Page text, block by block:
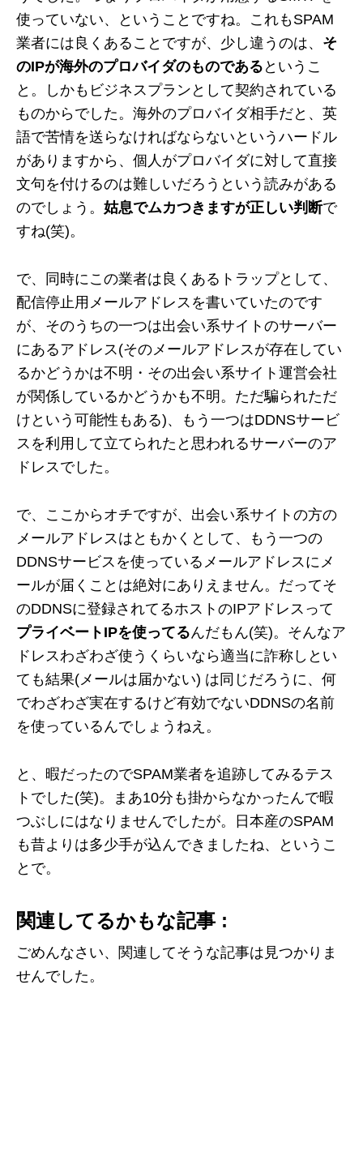
使っていない、ということですね。これもSPAM
業者には良くあることですが、少し違うのは、 そ
のIPが海外のプロバイダのものである というこ
と。しかもビジネスプランとして契約されている
ものからでした。海外のプロバイダ相手だと、英
語で苦情を送らなければならないというハードル
がありますから、個人がプロバイダに対して直接
文句を付けるのは難しいだろうという読みがある
のでしょう。 姑息でムカつきますが正しい判断で
すね(笑)。
で、同時にこの業者は良くあるトラップとして、
配信停止用メールアドレスを書いていたのです
が、そのうちの一つは出会い系サイトのサーバー
にあるアドレス(そのメールアドレスが存在してい
るかどうかは不明・その出会い系サイト運営会社
が関係しているかどうかも不明。ただ騙られただ
けという可能性もある)、もう一つはDDNSサービ
スを利用して立てられたと思われるサーバーのア
ドレスでした。
で、ここからオチですが、出会い系サイトの方の
メールアドレスはともかくとして、もう一つの
DDNSサービスを使っているメールアドレスにメ
ールが届くことは絶対にありえません。だってそ
のDDNSに登録されてるホストのIPアドレスって
プライベートIPを使ってるんだもん(笑)。そんなア
ドレスわざわざ使うくらいなら適当に詐称しとい
ても結果(メールは届かない) は同じだろうに、何
でわざわざ実在するけど有効でないDDNSの名前
を使っているんでしょうねえ。
と、暇だったのでSPAM業者を追跡してみるテス
トでした(笑)。まあ10分も掛からなかったんで暇
つぶしにはなりませんでしたが。日本産のSPAM
も昔よりは多少手が込んできましたね、というこ
とで。
関連してるかもな記事 :
ごめんなさい、関連してそうな記事は見つかりま
せんでした。